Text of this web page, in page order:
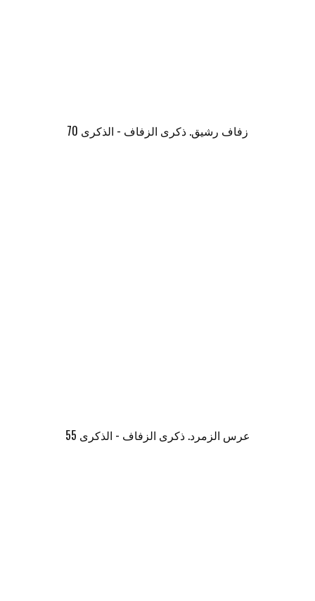
زفاف رشيق. ذكرى الزفاف - الذكرى 70
عرس الزمرد. ذكرى الزفاف - الذكرى 55